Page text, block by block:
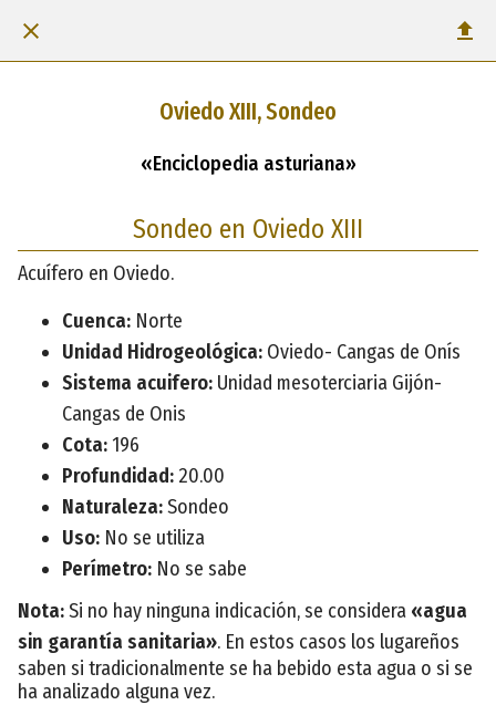
Oviedo XIII, Sondeo
«Enciclopedia asturiana»
Sondeo en Oviedo XIII
Acuífero en Oviedo.
Cuenca: Norte
Unidad Hidrogeológica: Oviedo- Cangas de Onís
Sistema acuifero: Unidad mesoterciaria Gijón-
Cangas de Onis
Cota: 196
Profundidad: 20.00
Naturaleza:Sondeo
Uso: No se utiliza
Perímetro: No se sabe
Nota:Si no hay ninguna indicación, se considera «agua
sin garantía sanitaria». En estos casos los lugareños
saben si tradicionalmente se ha bebido esta agua o si se
ha analizado alguna vez.